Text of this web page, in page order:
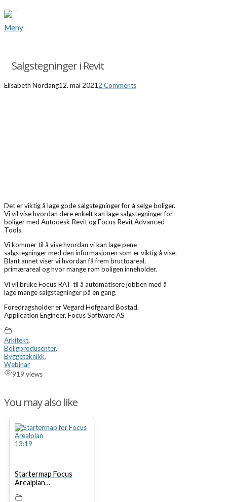
Meny
Salgstegninger i Revit
Elisabeth Nordang12. mai 2021 2 Comments
Det er viktig å lage gode salgstegninger for å selge boliger.
Vi vil vise hvordan dere enkelt kan lage salgstegninger for
boliger med Autodesk Revit og Focus Revit Advanced
Tools.
Vi kommer til å vise hvordan vi kan lage pene
salgstegninger med den informasjonen som er viktig å vise.
Blant annet viser vi hvordan få frem bruttoareal,
primærareal og hvor mange rom boligen inneholder.
Vi vil bruke Focus RAT til å automatisere jobben med å
lage mange salgstegninger på en gang.
Foredragsholder er Vegard Hofgaard Bostad.
Application Engineer, Focus Software AS
Arkitekt,
Boligprodusenter,
Byggeteknikk,
Webinar
919 views
You may also like
13:19
Startermap Focus
Arealplan